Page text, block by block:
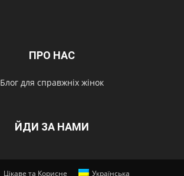
ПРО НАС
Блог для справжніх жінок
ЙДИ ЗА НАМИ
Цікаве та Корисне Українська